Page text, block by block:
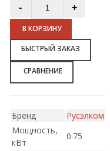
В КОРЗИНУ
БЫСТРЫЙ ЗАКАЗ
СРАВНЕНИЕ
Бренд
Русэлком
Мощность,
кВт
0.75